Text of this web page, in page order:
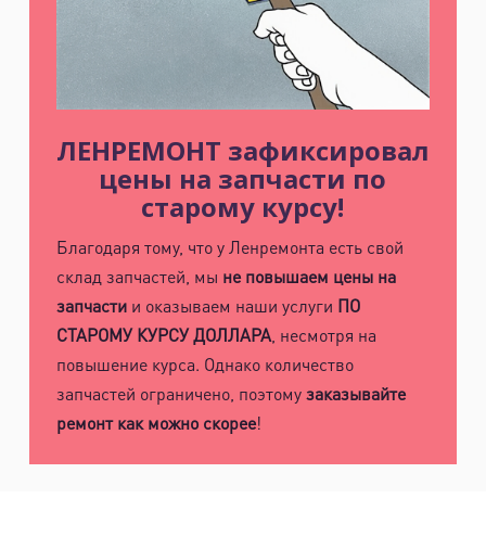
ЛЕНРЕМОНТ зафиксировал
цены на запчасти по
старому курсу!
Благодаря тому, что у Ленремонта есть свой
склад запчастей, мы не повышаем цены на
запчастии оказываем наши услуги ПО
СТАРОМУ КУРСУ ДОЛЛАРА, несмотря на
повышение курса. Однако количество
запчастей ограничено, поэтомузаказывайте
ремонт как можно скорее!